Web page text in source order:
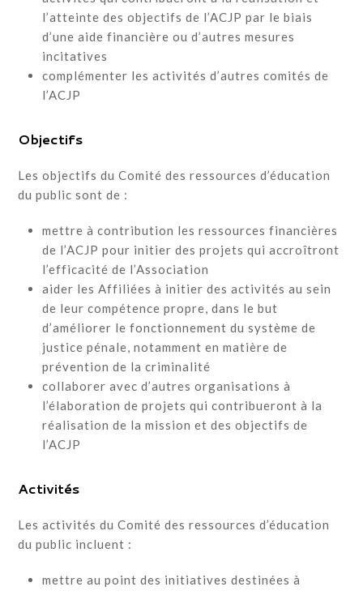
l’atteinte des objectifs de l’ACJP par le biais
d’une aide financière ou d’autres mesures
incitatives
complémenter les activités d’autres comités de
l’ACJP
Objectifs
Les objectifs du Comité des ressources d’éducation
du public sont de :
mettre à contribution les ressources financières
de l’ACJP pour initier des projets qui accroîtront
l’efficacité de l’Association
aider les Affiliées à initier des activités au sein
de leur compétence propre, dans le but
d’améliorer le fonctionnement du système de
justice pénale, notamment en matière de
prévention de la criminalité
collaborer avec d’autres organisations à
l’élaboration de projets qui contribueront à la
réalisation de la mission et des objectifs de
l’ACJP
Activités
Les activités du Comité des ressources d’éducation
du public incluent :
mettre au point des initiatives destinées à